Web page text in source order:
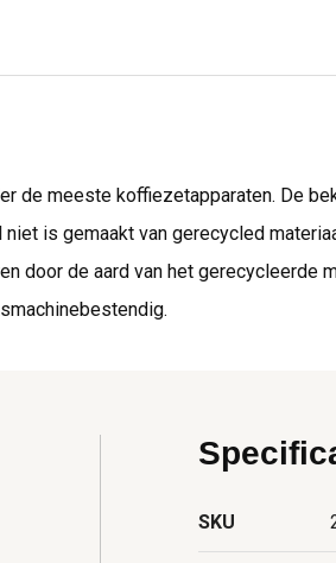
de meeste koffiezetapparaten. De
is gemaakt van gerecycled
door de aard van het gerecycleerde
SKU